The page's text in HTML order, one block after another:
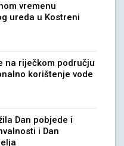
vremenu
ureda u Kostreni
na riječkom području
korištenje vode
Dan pobjede i
i Dan